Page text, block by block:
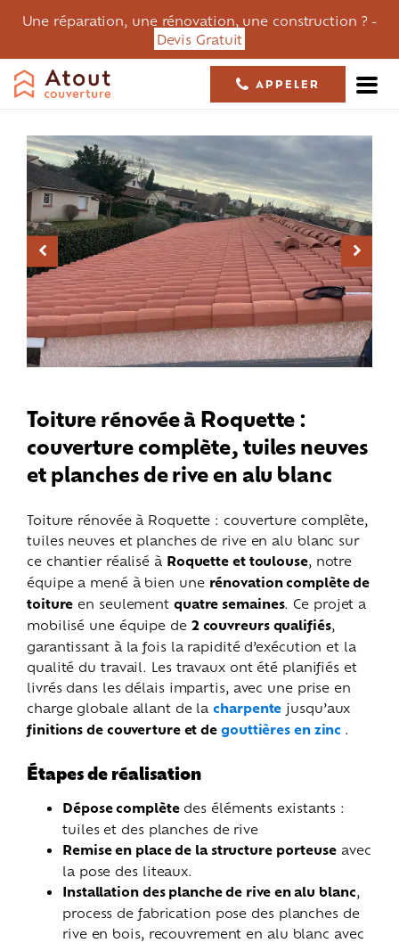
Une réparation, une rénovation, une construction ? -
Devis Gratuit
05 61 36 23 68
APPELER
Toiture rénovée à Roquette :
couverture complète, tuiles neuves
et planches de rive en alu blanc
Toiture rénovée à Roquette : couverture complète,
tuiles neuves et planches de rive en alu blanc sur
ce chantier réalisé à Roquette et toulouse, notre
équipe a mené à bien une rénovation complète de
toiture en seulement quatre semaines. Ce projet a
mobilisé une équipe de 2 couvreurs qualifiés,
garantissant à la fois la rapidité d’exécution et la
qualité du travail. Les travaux ont été planifiés et
livrés dans les délais impartis, avec une prise en
charge globale allant de lacharpente jusqu’aux
finitions de couverture et de gouttières en zinc .
Étapes de réalisation
Dépose complètedes éléments existants :
tuiles et des planches de rive
Remise en place de la structure porteuse avec
la pose des liteaux.
Installation des planche de rive en alu blanc,
process de fabrication pose des planches de
rive en bois, recouvrement en alu blanc avec